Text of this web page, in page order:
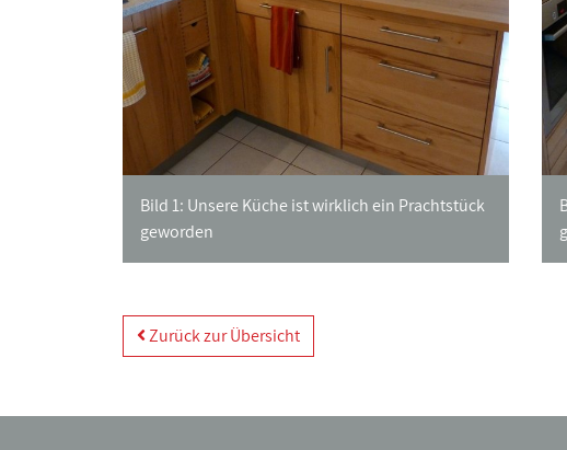
Bild 1: Unsere Küche ist wirklich ein Prachtstück
geworden
Zurück zur Übersicht